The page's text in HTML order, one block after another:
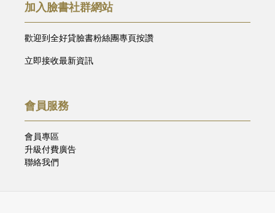
加入臉書社群網站
歡迎到全好貸臉書粉絲團專頁按讚
立即接收最新資訊
會員服務
會員專區
升級付費廣告
聯絡我們